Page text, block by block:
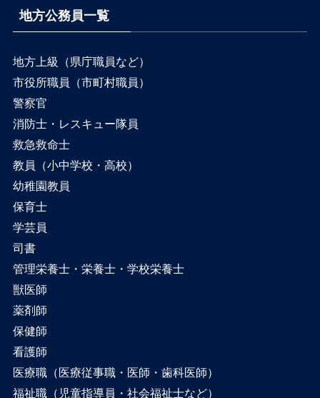
地方公務員一覧
地方上級（県庁職員など）
市役所職員（市町村職員）
警察官
消防士・レスキュー隊員
救急救命士
教員（小中学校・高校）
幼稚園教員
保育士
学芸員
司書
管理栄養士・栄養士・学校栄養士
獣医師
薬剤師
保健師
看護師
医療職（医療従事職・医師・歯科医師）
福祉職（児童指導員・社会福祉士など）